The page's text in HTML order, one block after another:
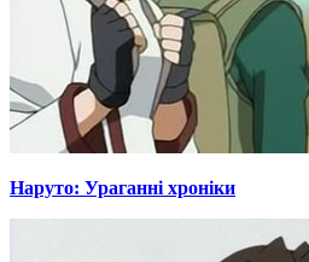
Наруто: Ураганні хроніки